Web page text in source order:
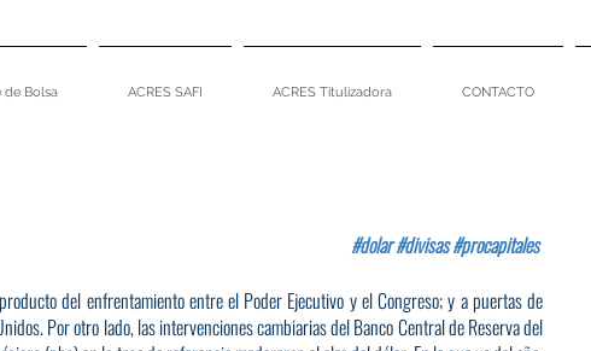
de Bolsa ACRES SAFI ACRES Titulizadora CONTACTO
#dolar#divisas#procapitales
del enfrentamiento entre el Poder Ejecutivo y el Congreso; y a puertas de
Por otro lado, las intervenciones cambiarias del Banco Central de Reserva del